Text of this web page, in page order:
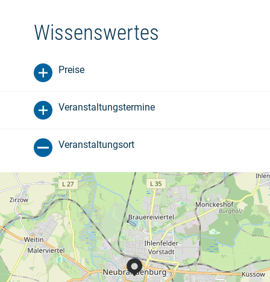
Wissenswertes
Preise
Veranstaltungstermine
Veranstaltungsort